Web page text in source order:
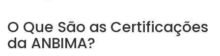
O Que São as Certificações
da ANBIMA?